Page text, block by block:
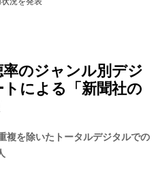
のジャンル別デジ
による「新聞社の
複を除いたトータルデジタルでの